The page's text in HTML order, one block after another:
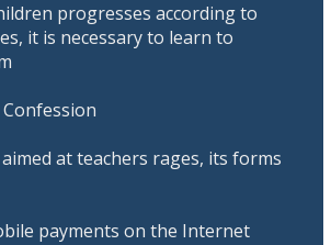
progresses according to
it is necessary to learn to
at teachers rages, its forms
payments on the Internet